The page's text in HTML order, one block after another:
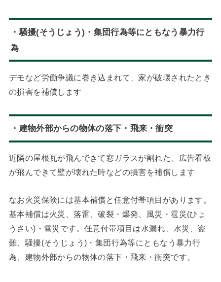
・騒擾(そうじょう)・集団行為等にともなう暴力行
為
デモなど労働争議に巻き込まれて、家が破壊されたとき
の損害を補償します
・建物外部からの物体の落下・飛来・衝突
近隣の屋根瓦が飛んできて窓ガラスが割れた、広告看板
が飛んできて壁が壊れた時などの損害を補償します
なお火災保険には基本補償と任意付帯項目があります。
基本補償は火災、落雷、破裂・爆発、風災・雹災(ひょ
うさい)・雪災です。任意付帯項目は水漏れ、水災、盗
難、騒擾(そうじょう)・集団行為等にともなう暴力行
為、建物外部からの物体の落下・飛来・衝突です。